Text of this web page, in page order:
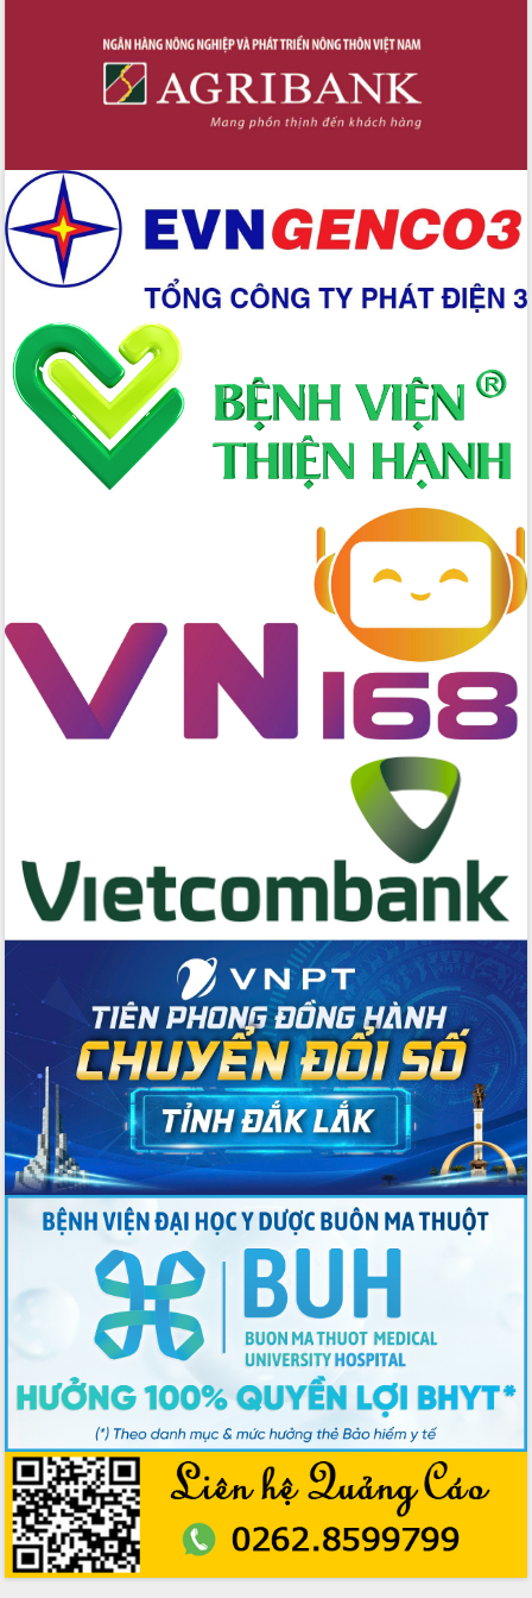
hành cùng nông dân dân, doanh nghiệp
Giai đoạn 2026-2030, Đắk Lắk phấn
đấu có 77% xã đạt chuẩn nông thôn
nghiệp Đắk Lắk tăng trưởng bứt phá
Triển khai đồng bộ đo đạc, lập hồ sơ
địa chính, hoàn thiện cơ sở dữ liệu đất
đai
Ứng dụng sinh trắc học - Bước tiến
trong hành trình chuyển đổi số tại Đắk
Lắk
Đắk Lắk nâng cao hiệu quả công tác
Đảng từ Sổ tay đảng viên điện tử
Đắk Lắk đẩy mạnh nuôi biển công
nghệ, hướng tới phát triển thủy sản
2026
Đẩy mạnh cải cách hành chính, quyết
tâm đạt được mục tiêu tăng trưởng
hai con số trong năm 2026
Tổ chức trang trọng Lễ hội Đền thờ
Bệnh án điện tử thúc đẩy chuyển đổi
số y tế tại Đắk Lắk
Chuyển đổi số thư viện: Mở rộng
không gian tri thức trong thời đại số
Đánh giá, rút kinh nghiệm công tác tổ
chức diễn tập trước ngày bầu cử
Chương trình “Gặp gỡ hữu nghị –
Friendship Meeting New Year 2026”
Bầu cử Quốc hội và HĐND: Cử tri Đắk
Lắk gửi gắm niềm tin, kỳ vọng vào lá
phiếu
Đắk Lắk sẵn sàng các điều kiện cho
Ngày hội bầu cử đại biểu Quốc hội
khóa XVI và HĐND các cấp nhiệm kỳ
2026-2031
Đảm bảo cuộc bầu cử đại biểu Quốc
hội và đại biểu HĐND các cấp diễn ra
an toàn, hiệu quả, đúng quy định
Thủ tướng Chính phủ Phạm Minh Chính
kiểm tra, chỉ đạo hoàn thành các dự
án cao tốc và thăm khu tái định cư tại
Đắk Lắk
Sôi nổi Hội đua ngựa truyền thống Gò
Thì Thùng mừng Xuân Bính Ngọ 2026
Lãnh đạo tỉnh dâng hương tưởng niệm
tại Đập Đồng Cam đầu Xuân Bính Ngọ
Ngành nông nghiệp phấn đấu tăng
trưởng đạt 5,86% trong năm 2026